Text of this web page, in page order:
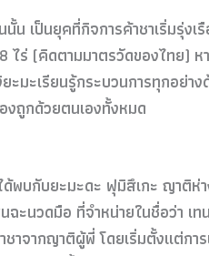
น เป็นยุคที่กิจการค้าชาเริ่มรุ่ง
ไร่ (คิดตามมาตรวัดของไทย
ะมะเรียนรู้กระบวนการทุกอย่
ถูกด้วยตนเองทั้งหมด
ด้พบกับยะมะดะ ฟุมิสึเกะ ญาติ
ฉะนวดมือ ที่จำหน่ายในชื่อว่า
ชาจากญาติผู้พี่ โดยเริ่มตั้งแต่ก